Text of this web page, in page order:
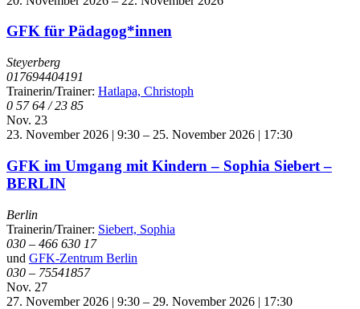
GFK für Pädagog*innen
Steyerberg
017694404191
Trainerin/Trainer: Hatlapa, Christoph
0 57 64 / 23 85
Nov. 23
23. November 2026 | 9:30 – 25. November 2026 | 17:30
GFK im Umgang mit Kindern – Sophia Siebert –
BERLIN
Berlin
Trainerin/Trainer: Siebert, Sophia
030 – 466 630 17
und GFK-Zentrum Berlin
030 – 75541857
Nov. 27
27. November 2026 | 9:30 – 29. November 2026 | 17:30